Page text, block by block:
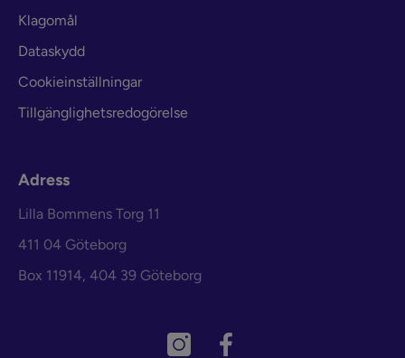
Klagomål
Dataskydd
Cookieinställningar
Tillgänglighetsredogörelse
Adress
Lilla Bommens Torg 11
411 04 Göteborg
Box 11914, 404 39 Göteborg